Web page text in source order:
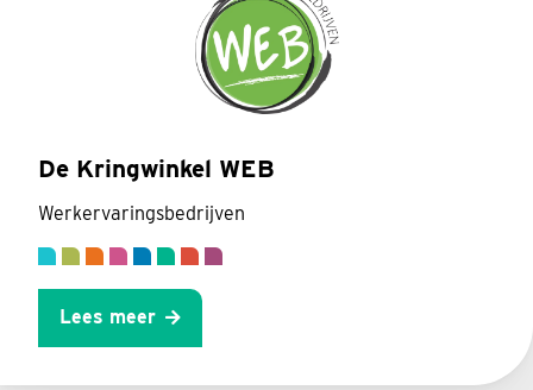
De Kringwinkel WEB
Werkervaringsbedrijven
Lees meer